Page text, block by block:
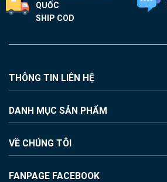
QUỐC
SHIP COD
THÔNG TIN LIÊN HỆ
DANH MỤC SẢN PHẨM
VỀ CHÚNG TÔI
FANPAGE FACEBOOK